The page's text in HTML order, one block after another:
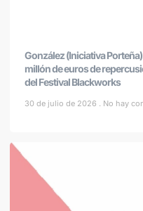
González (Iniciativa
millón de euros de
del Festival Blackworks
30 de julio de 2026 No hay